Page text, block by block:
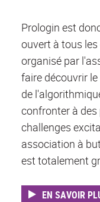
Prologin est
ouvert à tous
organisé par
faire découvrir
de
confronter à
challenges
association à
est totalement
EN SAVOIR